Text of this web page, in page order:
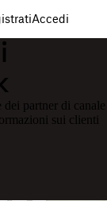
Accedi
partner di canale
sui clienti